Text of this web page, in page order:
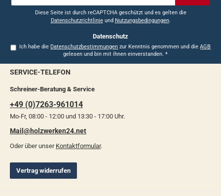
Diese Seite ist durch reCAPTCHA geschützt und es gelten die
Datenschutzrichtlinieund Nutzungsbedingungen.
Datenschutz
Ich habe die Datenschutzbestimmungen zur Kenntnis genommen und dieAGB
gelesen und bin mit ihnen einverstanden. *
SERVICE-TELEFON
Schreiner-Beratung & Service
+49 (0)7263-961014
Mo-Fr, 08:00 - 12:00 und 13:30 - 17:00 Uhr.
Mail@holzwerken24.net
Oder über unser Kontaktformular.
Vertrag widerrufen